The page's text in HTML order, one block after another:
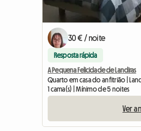
30 € / noite
Resposta rápida
A Pequena Felicidade de Landiras
Quarto em casa do anfitrião |
1 cama(s) | Mínimo de 5 noites
Ver